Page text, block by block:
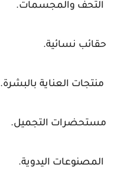
التحف والمجسمات.
حقائب نسائية.
منتجات العناية بالبشرة.
مستحضرات التجميل.
المصنوعات اليدوية.